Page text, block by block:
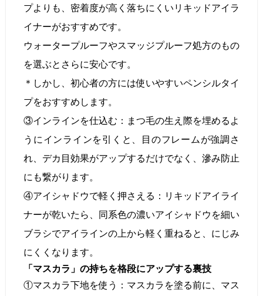
プよりも、密着度が高く落ちにくいリキッドアイラ
イナーがおすすめです。
ウォータープルーフやスマッジプルーフ処方のもの
を選ぶとさらに安心です。
＊しかし、初心者の方には使いやすいペンシルタイ
プをおすすめします。
③インラインを仕込む：まつ毛の生え際を埋めるよ
うにインラインを引くと、目のフレームが強調さ
れ、デカ目効果がアップするだけでなく、滲み防止
にも繋がります。
④アイシャドウで軽く押さえる：リキッドアイライ
ナーが乾いたら、同系色の濃いアイシャドウを細い
ブラシでアイラインの上から軽く重ねると、にじみ
にくくなります。
「マスカラ」の持ちを格段にアップする裏技
①マスカラ下地を使う：マスカラを塗る前に、マス